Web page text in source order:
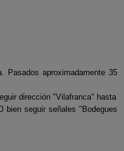
Pasados aproximadamente 35
dirección "Vilafranca" hasta
bien seguir señales "Bodegues